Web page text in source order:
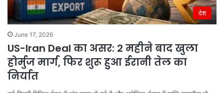
देश
June 17, 2026
US-Iran Deal का असर: 2 महीने बाद खुला
होर्मुज मार्ग, फिर शुरू हुआ ईरानी तेल का
निर्यात